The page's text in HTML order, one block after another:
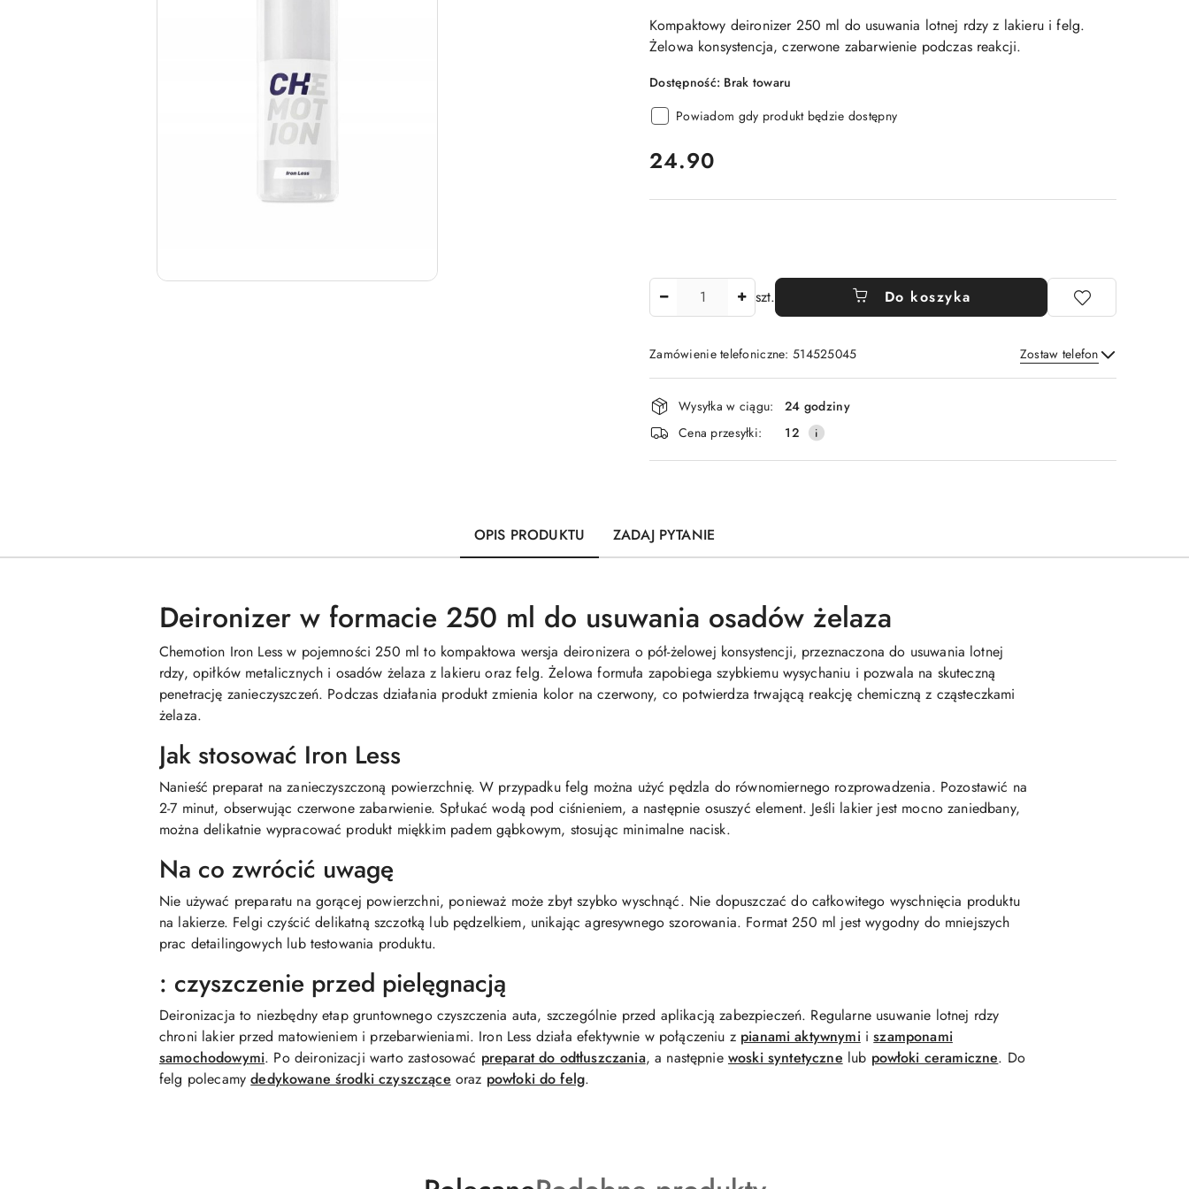
Kompaktowy deironizer 250 ml do usuwania lotnej rdzy z lakieru i felg.
Żelowa konsystencja, czerwone zabarwienie podczas reakcji.
Dostępność: Brak towaru
Powiadom gdy produkt będzie dostępny
cena:
24.90
szt. Do koszyka
Zamówienie telefoniczne: 514525045 Zostaw telefon
Wyślij
Dostępność
i
dostawa
Wysyłka w ciągu:
24 godziny
Cena przesyłki:
12
OPIS PRODUKTU ZADAJ PYTANIE
Deironizer w formacie 250 ml do usuwania osadów żelaza
Chemotion Iron Less w pojemności 250 ml to kompaktowa wersja deironizerа o pół-żelowej konsystencji, przeznaczona do usuwania lotnej
rdzy, opiłków metalicznych i osadów żelaza z lakieru oraz felg. Żelowa formuła zapobiega szybkiemu wysychaniu i pozwala na skuteczną
penetrację zanieczyszczeń. Podczas działania produkt zmienia kolor na czerwony, co potwierdza trwającą reakcję chemiczną z cząsteczkami
żelaza.
Jak stosować Iron Less
Nanieść preparat na zanieczyszczoną powierzchnię. W przypadku felg można użyć pędzla do równomiernego rozprowadzenia. Pozostawić na
2-7 minut, obserwując czerwone zabarwienie. Spłukać wodą pod ciśnieniem, a następnie osuszyć element. Jeśli lakier jest mocno zaniedbany,
można delikatnie wypracować produkt miękkim padem gąbkowym, stosując minimalne nacisk.
Na co zwrócić uwagę
Nie używać preparatu na gorącej powierzchni, ponieważ może zbyt szybko wyschnąć. Nie dopuszczać do całkowitego wyschnięcia produktu
na lakierze. Felgi czyścić delikatną szczotką lub pędzelkiem, unikając agresywnego szorowania. Format 250 ml jest wygodny do mniejszych
prac detailingowych lub testowania produktu.
: czyszczenie przed pielęgnacją
Deironizacja to niezbędny etap gruntownego czyszczenia auta, szczególnie przed aplikacją zabezpieczeń. Regularne usuwanie lotnej rdzy
chroni lakier przed matowieniem i przebarwieniami. Iron Less działa efektywnie w połączeniu z pianami aktywnymiiszamponami
samochodowymi. Po deironizacji warto zastosować preparat do odtłuszczania, a następnie woski syntetyczne lub powłoki ceramiczne. Do
felg polecamydedykowane środki czyszczące oraz powłoki do felg.